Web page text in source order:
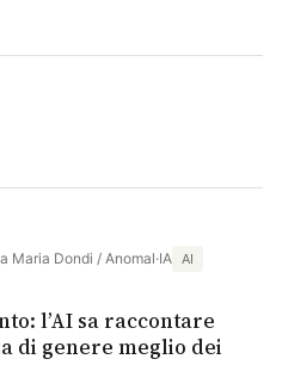
Maria Dondi / Anomal·IA AI
l’AI sa raccontare
di genere meglio dei